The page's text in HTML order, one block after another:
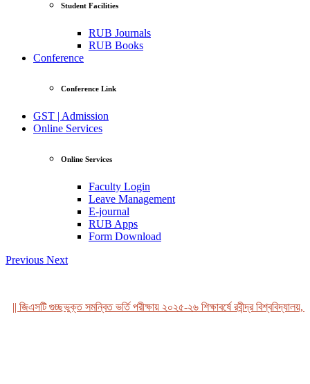
Student Facilities
RUB Journals
RUB Books
Conference
Conference Link
GST | Admission
Online Services
Online Services
Faculty Login
Leave Management
E-journal
RUB Apps
Form Download
Previous Next
|| জিএসটি গুচ্ছভুক্ত সমন্বিত ভর্তি পরীক্ষায় ২০২৫-২৬ শিক্ষাবর্ষে রবীন্দ্র বিশ্ববিদ্যালয়,